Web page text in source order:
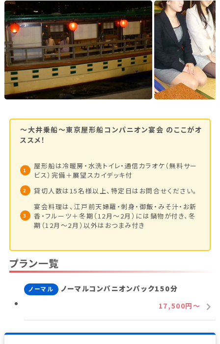
静岡県(44) 愛知県(15)
岐阜県(5)
三重県(9)
中部
新潟県(13) 山梨県(19)
長野県(14)
関西
滋賀県(2) 大阪府(2) 兵庫県(2)
四国
香川県(1) 愛媛県(1)
福岡県(2)
～大井乗船～東京屋形船コンパニオン宴会 のここがオ
ススメ！
屋形船は冷暖房・水洗トイレ・通信カラオケ（無料サー
ビス）完備＋展望スカイデッキ付
貸切人数は15名様以上、特定日はお問合せください。
宴会料理は、江戸前天婦羅・刺身・御飯・みそ汁・お新
香・フルーツ＋冬期（12月～2月）には鍋物が付き、冬
期（12月～2月）以外はおつまみ付き
プラン一覧
ノーマル
ノーマルコンパニオンパック150分
17,500円～